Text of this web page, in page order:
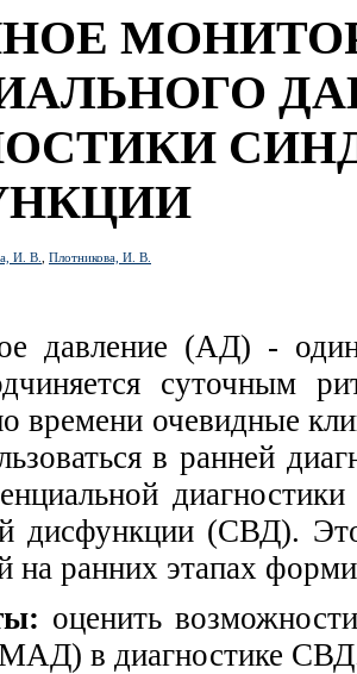
И. В. Плотникова, И. В.
давление (АД) -
суточным
времени очевидные
в ранней
дисфункции (СВД).
на ранних этапах
оценить
в диагностике